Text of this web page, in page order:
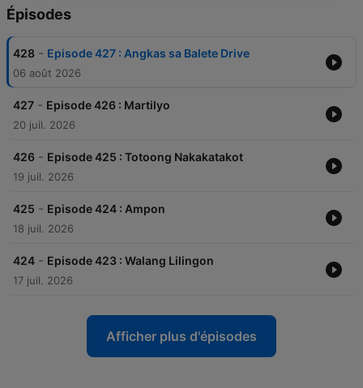
Épisodes
428 - Episode 427 : Angkas sa Balete Drive
06 août 2026
427 - Episode 426 : Martilyo
20 juil. 2026
426 - Episode 425 : Totoong Nakakatakot
19 juil. 2026
425 - Episode 424 : Ampon
18 juil. 2026
424 - Episode 423 : Walang Lilingon
17 juil. 2026
Afficher plus d'épisodes